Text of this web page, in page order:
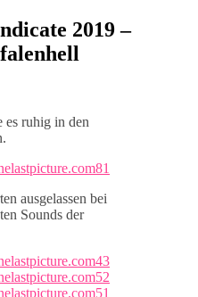
2019 –
es ruhig in den
ausgelassen bei
Sounds der